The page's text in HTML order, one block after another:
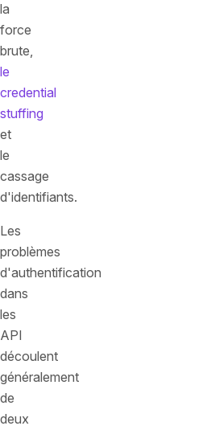
la
force
brute,
le
credential
stuffing
et
le
cassage
d'identifiants.
Les
problèmes
d'authentification
dans
les
API
découlent
généralement
de
deux